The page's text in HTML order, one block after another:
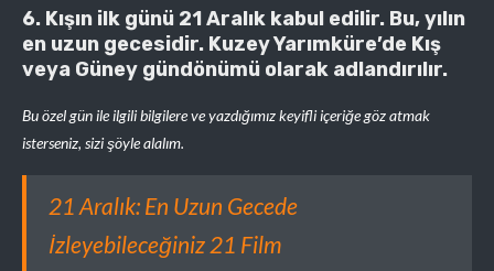
6. Kışın ilk günü 21 Aralık kabul edilir. Bu, yılın
en uzun gecesidir. Kuzey Yarımküre’de Kış
veya Güney gündönümü olarak adlandırılır.
Bu özel gün ile ilgili bilgilere ve yazdığımız keyifli içeriğe göz atmak
isterseniz, sizi şöyle alalım.
21 Aralık: En Uzun Gecede
İzleyebileceğiniz 21 Film